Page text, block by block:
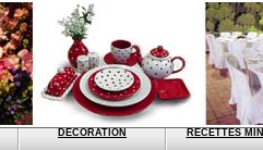
DECORATION RECETTES